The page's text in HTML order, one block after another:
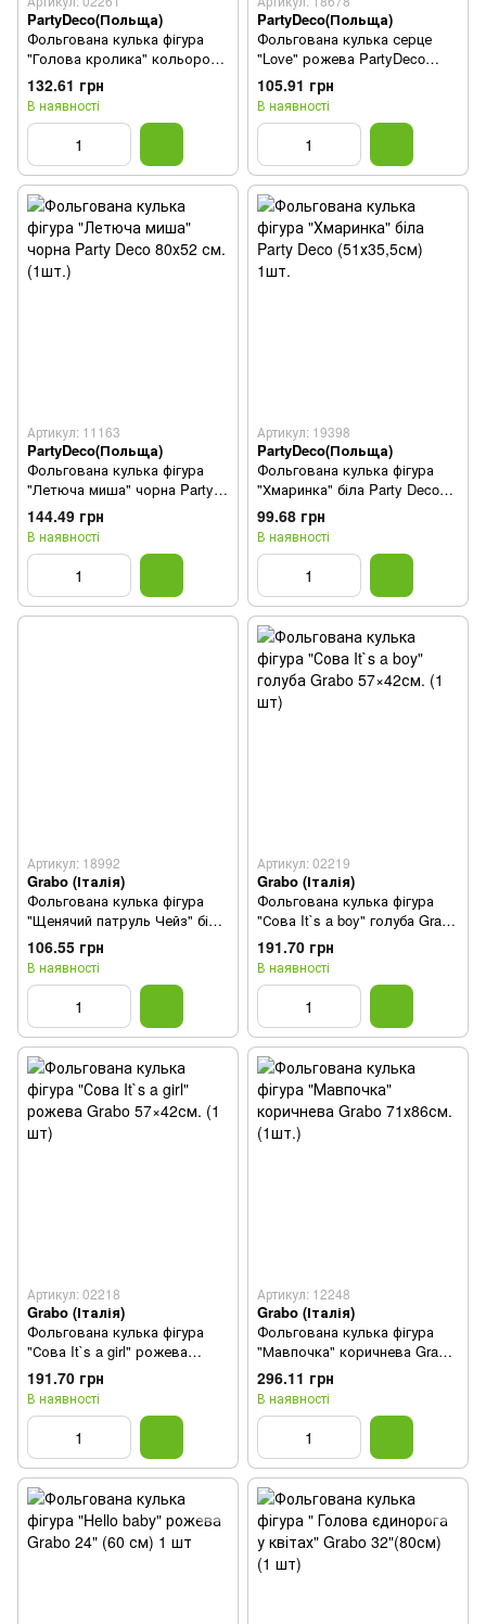
PartyDeco(Польща)
Фольгована кулька фігура
"Голова кролика" кольорова
PartyDeco 65х55 см.(1шт.)
132.61 грн
В наявності
PartyDeco(Польща)
Фольгована кулька серце
"Love" рожева PartyDeco
(67х56,5 см) 1шт.
105.91 грн
В наявності
Артикул: 11163
PartyDeco(Польща)
Фольгована кулька фігура
"Летюча миша" чорна Party
Deco 80х52 см. (1шт.)
144.49 грн
В наявності
Артикул: 19398
PartyDeco(Польща)
Фольгована кулька фігура
"Хмаринка" біла Party Deco
(51х35,5см) 1шт.
99.68 грн
В наявності
Артикул: 18992
Grabo (Італія)
Фольгована кулька фігура
"Щенячий патруль Чейз" біла
Grabo 24" (1 шт)
106.55 грн
В наявності
Артикул: 02219
Grabo (Італія)
Фольгована кулька фігура
"Сова It`s a boy" голуба Grabo
57×42см. (1 шт)
191.70 грн
В наявності
Артикул: 02218
Grabo (Італія)
Фольгована кулька фігура
"Сова It`s a girl" рожева
Grabo 57×42см. (1 шт)
191.70 грн
В наявності
Артикул: 12248
Grabo (Італія)
Фольгована кулька фігура
"Мавпочка" коричнева Grabo
71х86см. (1шт.)
296.11 грн
В наявності